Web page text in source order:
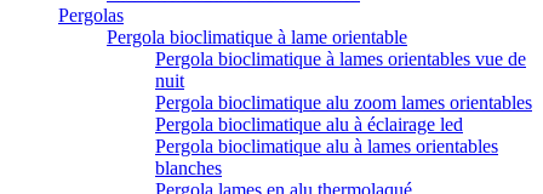
Pergolas
Pergola bioclimatique à lame orientable
Pergola bioclimatique à lames orientables vue de
nuit
Pergola bioclimatique alu zoom lames orientables
Pergola bioclimatique alu à éclairage led
Pergola bioclimatique alu à lames orientables
blanches
Pergola lames en alu thermolaqué